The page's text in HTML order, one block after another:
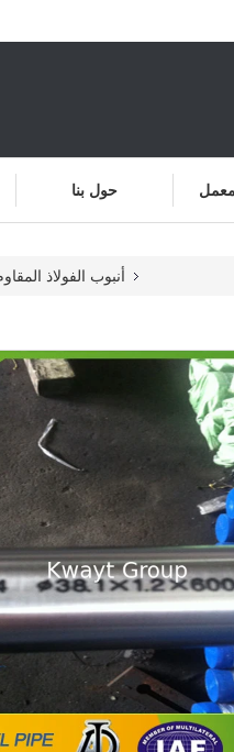
حول بنا
أنبوب الفولاذ